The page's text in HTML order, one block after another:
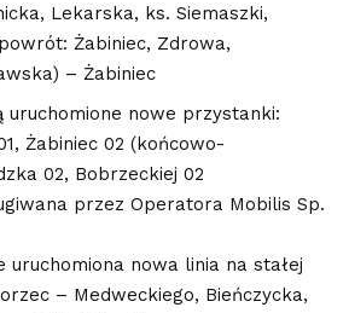
Lekarska, ks. Siemaszki,
Żabiniec, Zdrowa,
– Żabiniec
uruchomione nowe przystanki:
Żabiniec 02 (końcowo-
02, Bobrzeckiej 02
przez Operatora Mobilis Sp.
uruchomiona nowa linia na stałej
– Medweckiego, Bieńczycka,